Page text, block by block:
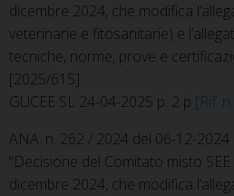
dicembre 2024, che modifica
veterinarie e fitosanitarie) e
tecniche, norme, prove e
[2025/615]
GUCEE SL 24-04-2025 p. 2 p [Rif.
ANA. n. 262 / 2024 del 06-12-2024
“Decisione del Comitato misto
dicembre 2024, che modifica